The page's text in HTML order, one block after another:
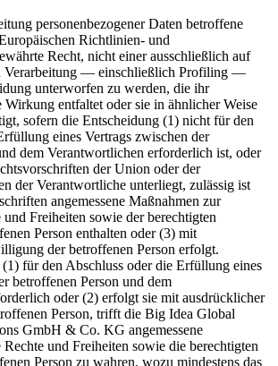
personenbezogener Daten betroffene
Richtlinien- und
Recht, nicht einer ausschließlich auf
Verarbeitung — einschließlich Profiling —
unterworfen zu werden, die ihr
Wirkung entfaltet oder sie in ähnlicher Weise
sofern die Entscheidung (1) nicht für den
eines Vertrags zwischen der
dem Verantwortlichen erforderlich ist, oder
der Union oder der
der Verantwortliche unterliegt, zulässig ist
angemessene Maßnahmen zur
Freiheiten sowie der berechtigten
Person enthalten oder (3) mit
der betroffenen Person erfolgt.
für den Abschluss oder die Erfüllung eines
betroffenen Person und dem
oder (2) erfolgt sie mit ausdrücklicher
Person, trifft die Big Idea Global
GmbH & Co. KG angemessene
und Freiheiten sowie die berechtigten
Person zu wahren, wozu mindestens das